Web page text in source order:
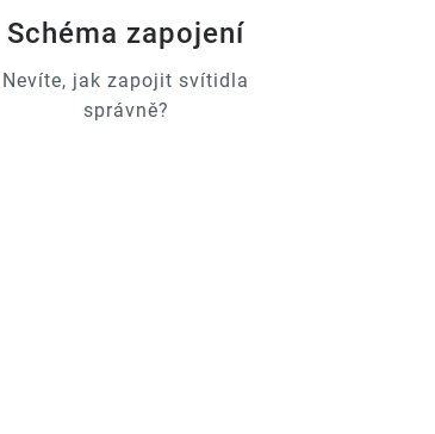
Schéma zapojení
Nevíte, jak zapojit svítidla
správně?